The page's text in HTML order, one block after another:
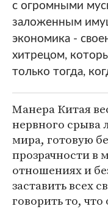
с огромными
заложенным
экономика -
хитрецом,
только тогда,
Манера Китая
нервного срыва
мира, готовую
прозрачности в
отношениях и
заставить всех
говорить то,